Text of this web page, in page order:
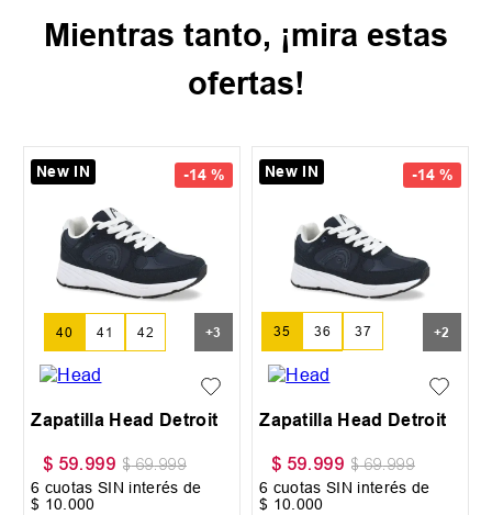
Mientras tanto, ¡mira estas
ofertas!
-14 %
New IN
40 41 42 +3
Zapatilla Head Detroit
$ 59.999 $ 69.999
6 cuotas SIN interés de
$ 10 000
-14 %
New IN
35 36 37
38 39
+2
Zapatilla Head Detroit
$ 59.999 $ 69.999
6 cuotas SIN interés de
$ 10 000